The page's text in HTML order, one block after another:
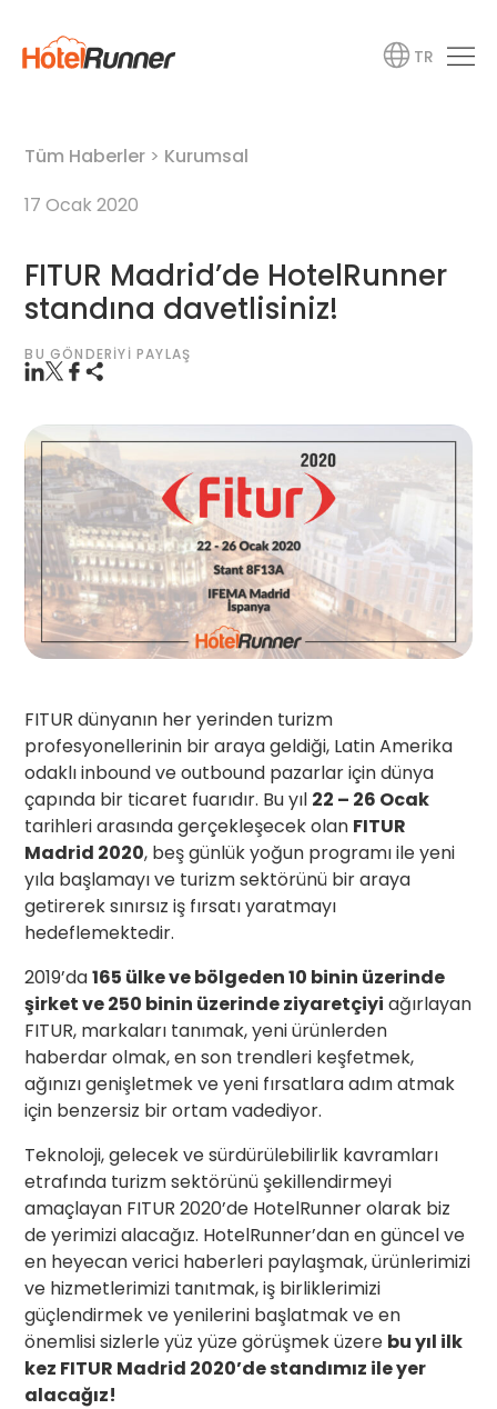
TR
Tüm Haberler > Kurumsal
17 Ocak 2020
FITUR Madrid’de HotelRunner
standına davetlisiniz!
BU GÖNDERIYI PAYLAŞ
FITUR dünyanın her yerinden turizm
profesyonellerinin bir araya geldiği, Latin Amerika
odaklı inbound ve outbound pazarlar için dünya
çapında bir ticaret fuarıdır. Bu yıl 22 – 26 Ocak
tarihleri arasında gerçekleşecek olan FITUR
Madrid 2020, beş günlük yoğun programı ile yeni
yıla başlamayı ve turizm sektörünü bir araya
getirerek sınırsız iş fırsatı yaratmayı
hedeflemektedir.
2019’da165 ülke ve bölgeden 10 binin üzerinde
şirket ve 250 binin üzerinde ziyaretçiyi ağırlayan
FITUR, markaları tanımak, yeni ürünlerden
haberdar olmak, en son trendleri keşfetmek,
ağınızı genişletmek ve yeni fırsatlara adım atmak
için benzersiz bir ortam vadediyor.
Teknoloji, gelecek ve sürdürülebilirlik kavramları
etrafında turizm sektörünü şekillendirmeyi
amaçlayan FITUR 2020’de HotelRunner olarak biz
de yerimizi alacağız. HotelRunner’dan en güncel ve
en heyecan verici haberleri paylaşmak, ürünlerimizi
ve hizmetlerimizi tanıtmak, iş birliklerimizi
güçlendirmek ve yenilerini başlatmak ve en
önemlisi sizlerle yüz yüze görüşmek üzere bu yıl ilk
kez FITUR Madrid 2020’de standımız ile yer
alacağız!